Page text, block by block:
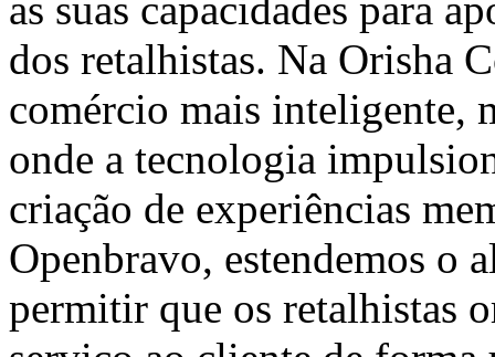
dos retalhistas. Na Orisha
comércio mais inteligente,
onde a tecnologia
criação de experiências
Openbravo, estendemos o
permitir que os retalhistas